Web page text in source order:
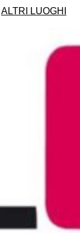
ALTRI LUOGHI